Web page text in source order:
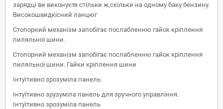
зарядці ви виконуєте стільки ж,скільки на одному баку бензину.
Високошвидкісний ланцюг
Стопорний механізм запобігає послабленню гайок кріплення
пиляльної шини.
Стопорний механізм запобігає послабленню гайок кріплення
пиляльної шини. Гайки кріплення шини
Інтуїтивно зрозуміла панель.
Інтуїтивно зрузуміла панель для зручного управління.
Інтуїтивно зрозуміла панель